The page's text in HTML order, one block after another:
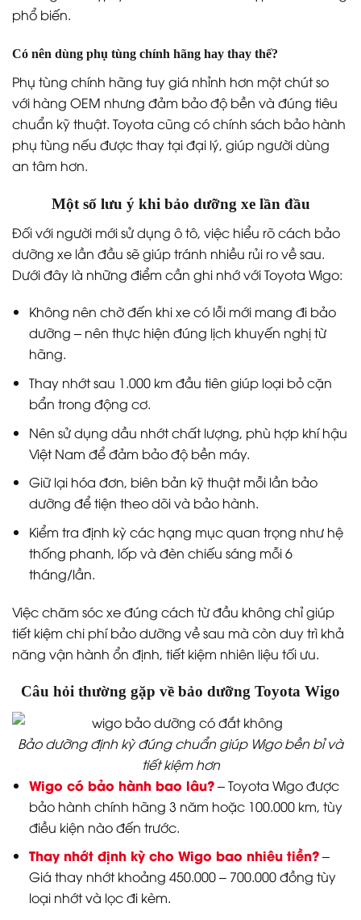
Việc thay thế phụ tùng là nỗi lo của nhiều người khi
gần như không phải vấn đề. Xe sử dụng nhiều linh
Toyota, nên phụ tùng luôn sẵn có tại các đại lý chính
hãng và gara lớn.
Ví dụ, lọc dầu động cơ cho Wigo chỉ khoảng 150.000
đồng, bugi từ 80.000 – 100.000 đồng/cái, má phanh
đánh giá là hợp lý và rẻ hơn các xe nhập khẩu không
phổ biến.
Có nên dùng phụ tùng chính hãng hay thay thế?
Phụ tùng chính hãng tuy giá nhỉnh hơn một chút so
với hàng OEM nhưng đảm bảo độ bền và đúng tiêu
chuẩn kỹ thuật. Toyota cũng có chính sách bảo hành
phụ tùng nếu được thay tại đại lý, giúp người dùng
an tâm hơn.
Một số lưu ý khi bảo dưỡng xe lần đầu
Đối với người mới sử dụng ô tô, việc hiểu rõ cách bảo
dưỡng xe lần đầu sẽ giúp tránh nhiều rủi ro về sau.
Dưới đây là những điểm cần ghi nhớ với Toyota Wigo:
Không nên chờ đến khi xe có lỗi mới mang đi bảo
dưỡng – nên thực hiện đúng lịch khuyến nghị từ
hãng.
Thay nhớt sau 1.000 km đầu tiên giúp loại bỏ cặn
bẩn trong động cơ.
Nên sử dụng dầu nhớt chất lượng, phù hợp khí hậu
Giữ lại hóa đơn, biên bản kỹ thuật mỗi lần bảo
dưỡng để tiện theo dõi và bảo hành.
Kiểm tra định kỳ các hạng mục quan trọng như hệ
thống phanh, lốp và đèn chiếu sáng mỗi 6
tháng/lần.
Việc chăm sóc xe đúng cách từ đầu không chỉ giúp
tiết kiệm chi phí bảo dưỡng về sau mà còn duy trì khả
năng vận hành ổn định, tiết kiệm nhiên liệu tối ưu.